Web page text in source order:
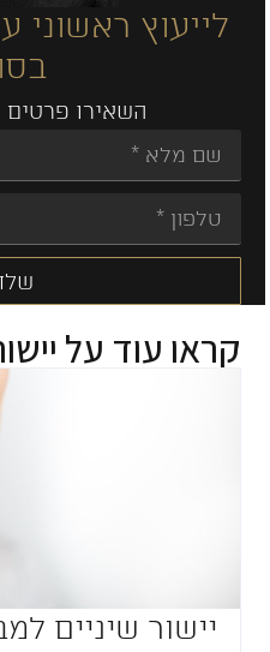
לייעוץ ראשוני
השאירו פרטים
קראו עוד על
יישור שיניים